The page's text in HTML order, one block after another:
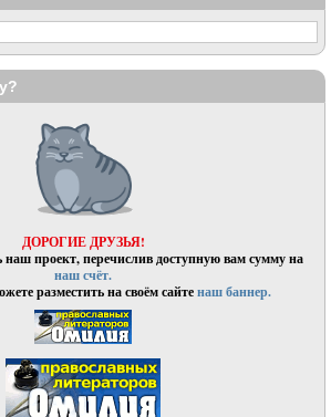
ДОРОГИЕ ДРУЗЬЯ!
проект, перечислив доступную вам сумму на
наш счёт.
разместить на своём сайтенаш баннер.